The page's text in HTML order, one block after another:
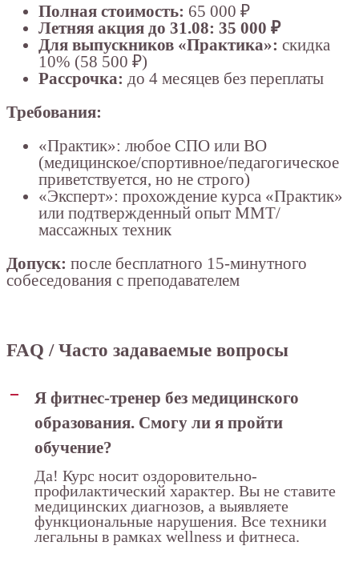
Полная стоимость: 65 000 ₽
Летняя акция до 31.08: 35 000 ₽
Для выпускников «Практика»: скидка
10% (58 500 ₽)
Рассрочка: до 4 месяцев без переплаты
Требования:
«Практик»: любое СПО или ВО
(медицинское/спортивное/педагогическое
приветствуется, но не строго)
«Эксперт»: прохождение курса «Практик»
или подтвержденный опыт ММТ/
массажных техник
Допуск: после бесплатного 15-минутного
собеседования с преподавателем
FAQ / Часто задаваемые вопросы
Я фитнес-тренер без медицинского
образования. Смогу ли я пройти
обучение?
Да! Курс носит оздоровительно-
профилактический характер. Вы не ставите
медицинских диагнозов, а выявляете
функциональные нарушения. Все техники
легальны в рамках wellness и фитнеса.